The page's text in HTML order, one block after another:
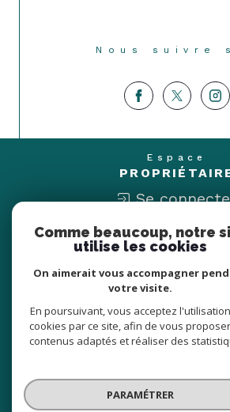
Nous suivre
Espace
Se
Nous
ADHÉRONS
© 2026 | TOUS DROITS RÉSERVÉS | TRADUCTION
PLAN DU SITE
POLITIQUE RGPD
Comme beaucoup, notre
utilise les cookies
On aimerait vous accompagner
votre visite.
En poursuivant, vous acceptez
cookies par ce site, afin de vous
contenus adaptés et réaliser des
PARAMÉTRER